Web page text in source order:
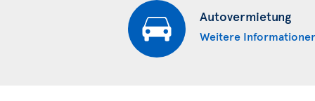
Autovermietung
Weitere